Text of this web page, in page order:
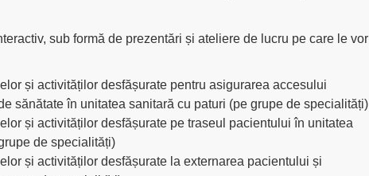
sub formă de prezentări și ateliere de lucru pe care le vor
și activităților desfășurate pentru asigurarea accesului
sănătate în unitatea sanitară cu paturi (pe grupe de specialități)
și activităților desfășurate pe traseul pacientului în unitatea
de specialități)
și activităților desfășurate la externarea pacientului și